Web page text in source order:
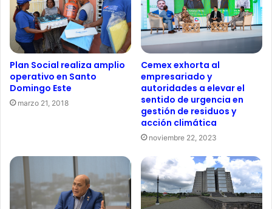
Plan Social realiza amplio
operativo en Santo
Domingo Este
marzo 21, 2018
Cemex exhorta al
empresariado y
autoridades a elevar el
sentido de urgencia en
gestión de residuos y
acción climática
noviembre 22, 2023